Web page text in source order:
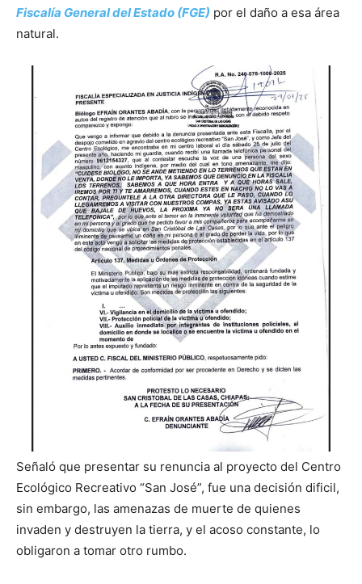
Fiscalía General del Estado (FGE) por el daño a esa área
natural.
Señaló que presentar su renuncia al proyecto del Centro
Ecológico Recreativo “San José”, fue una decisión dificil,
sin embargo, las amenazas de muerte de quienes
invaden y destruyen la tierra, y el acoso constante, lo
obligaron a tomar otro rumbo.